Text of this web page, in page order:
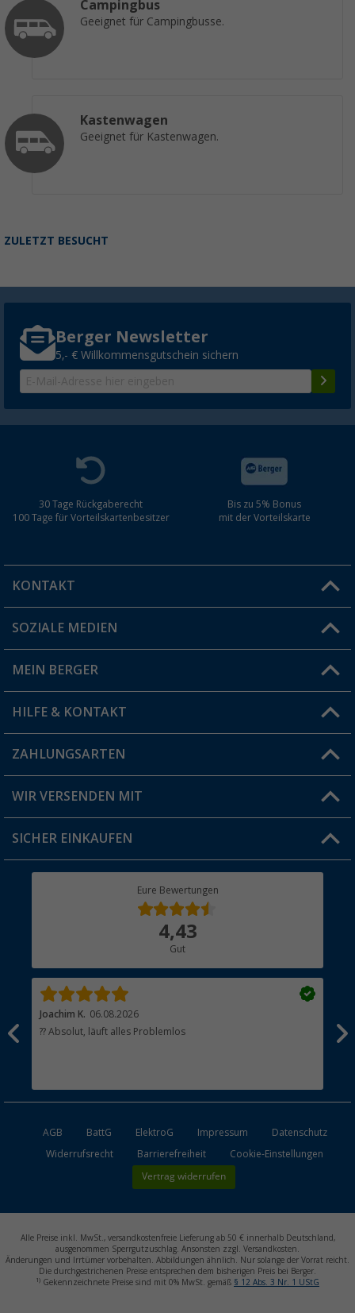
Campingbus
Geeignet für Campingbusse.
Kastenwagen
Geeignet für Kastenwagen.
ZULETZT BESUCHT
Berger Newsletter
5,- € Willkommensgutschein sichern
30 Tage Rückgaberecht
100 Tage für Vorteilskartenbesitzer
Bis zu 5% Bonus
mit der Vorteilskarte
KONTAKT
Du hast eine Frage?
Filiale finden
SOZIALE MEDIEN
MEIN BERGER
Vorteilskarte
Blog
Jobs & Karriere
HILFE & KONTAKT
FAQ & Kontakt
Versandinformationen
Rücksendung
ZAHLUNGSARTEN
WIR VERSENDEN MIT
SICHER EINKAUFEN
Eure Bewertungen
4,43
Gut
Joachim K. 06.08.2026
?? Absolut, läuft alles Problemlos
AGB BattG ElektroG Impressum
Datenschutz
Widerrufsrecht
Barrierefreiheit Cookie-Einstellungen
Vertrag widerrufen
Alle Preise inkl. MwSt., versandkostenfreie Lieferung ab 50 € innerhalb Deutschland,
ausgenommen Sperrgutzuschlag. Ansonsten zzgl. Versandkosten.
Änderungen und Irrtümer vorbehalten. Abbildungen ähnlich. Nur solange der Vorrat reicht.
Die durchgestrichenen Preise entsprechen dem bisherigen Preis bei Berger.
1) Gekennzeichnete Preise sind mit 0% MwSt. gemäß § 12 Abs. 3 Nr. 1 UStG